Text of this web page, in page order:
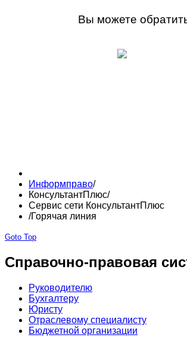
Вы можете
Информправо/
КонсультантПлюс/
Сервис сети КонсультантПлюс
/Горячая линия
Goto Top
Справочно-правовая
Руководителю
Бухгалтеру
Юристу
Отраслевому специалисту
Бюджетной организации